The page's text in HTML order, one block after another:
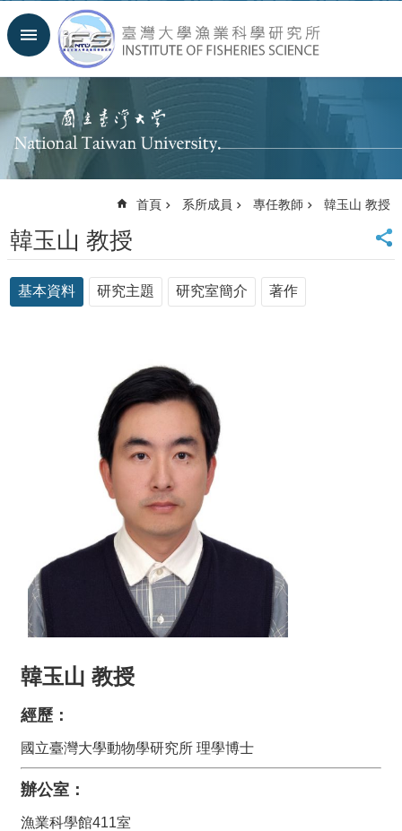
跳到主要內容區塊
進
搜
尋
回
首
頁
頁
絡
資
員
術
研
究
課
地
圖
首頁 系所成員 專任教師 韓玉山 教授
韓玉山 教授
基本資料 研究主題 研究室簡介 著作
韓玉山 教授
經歷：
國立臺灣大學動物學研究所 理學博士
辦公室：
漁業科學館411室